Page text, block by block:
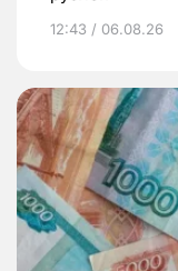
12:43 / 06.08.26